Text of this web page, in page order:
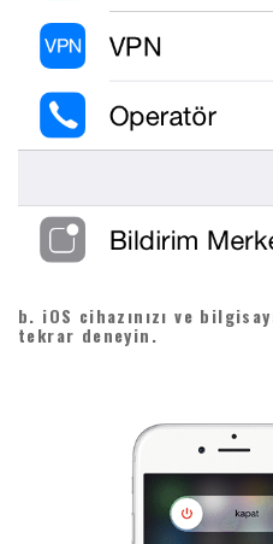
b. iOS cihazınızı ve
tekrar deneyin.